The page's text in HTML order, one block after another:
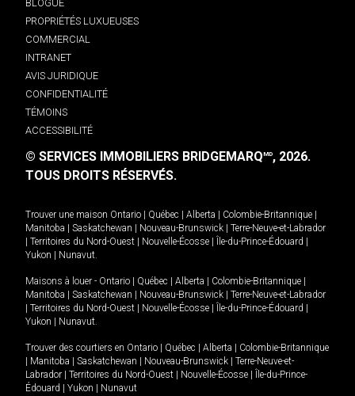
BLOGUE
PROPRIÉTÉS LUXUEUSES
COMMERCIAL
INTRANET
AVIS JURIDIQUE
CONFIDENTIALITÉ
TÉMOINS
ACCESSIBILITÉ
© SERVICES IMMOBILIERS BRIDGEMARQMD, 2026.
TOUS DROITS RÉSERVÉS.
Trouver une maison Ontario Québec Alberta Colombie-Britannique
Manitoba
Saskatchewan Nouveau-Brunswick
Terre-Neuve-et-Labrador
Territoires du Nord-Ouest Nouvelle-Écosse Île-du-Prince-Édouard
Yukon
Nunavut.
Maisons à louer - Ontario Québec Alberta Colombie-Britannique
Manitoba
Saskatchewan Nouveau-Brunswick
Terre-Neuve-et-Labrador
Territoires du Nord-Ouest Nouvelle-Écosse Île-du-Prince-Édouard
Yukon
Nunavut.
Trouver des courtiers en Ontario Québec Alberta
Colombie-Britannique
Manitoba Saskatchewan Nouveau-Brunswick
Terre-Neuve-et-
Labrador
Territoires du Nord-Ouest Nouvelle-Écosse
Île-du-Prince-
Édouard
Yukon Nunavut